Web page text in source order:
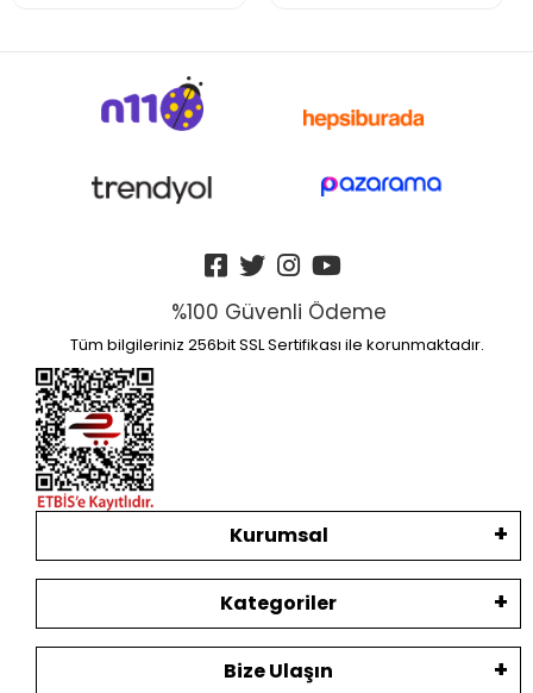
%100 Güvenli Ödeme
Tüm bilgileriniz 256bit SSL Sertifikası ile korunmaktadır.
Kurumsal
Kategoriler
Bize Ulaşın